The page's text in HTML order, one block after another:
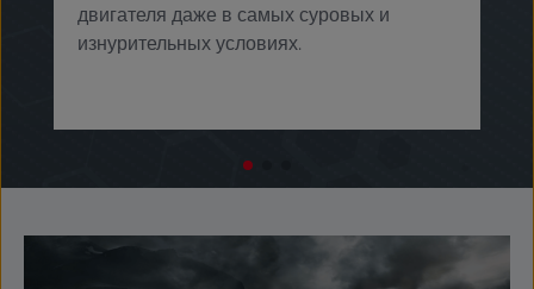
двигателя даже в самых суровых и
изнурительных условиях. ​